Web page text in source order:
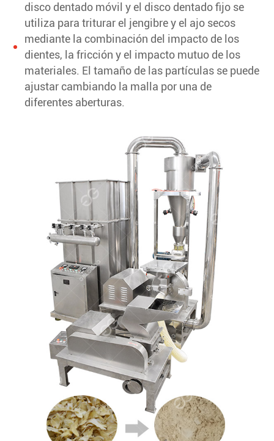
disco dentado móvil y el disco dentado fijo se
utiliza para triturar el jengibre y el ajo secos
mediante la combinación del impacto de los
dientes, la fricción y el impacto mutuo de los
materiales. El tamaño de las partículas se puede
ajustar cambiando la malla por una de
diferentes aberturas.